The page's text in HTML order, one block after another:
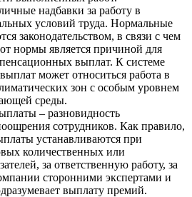
надбавки за работу в
условий труда. Нормальные
законодательством, в связи с чем
нормы является причиной для
выплат. К системе
может относиться работа в
зон с особым уровнем
среды.
– разновидность
сотрудников. Как правило,
устанавливаются при
количественных или
за ответственную работу, за
сторонними экспертами и
выплату премий.